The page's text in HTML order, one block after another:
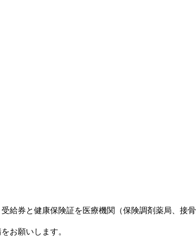
券と健康保険証を医療機関（保険調剤薬局、接
お願いします。